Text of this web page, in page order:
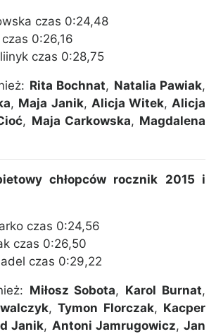
czas 0:24,48
0:26,16
czas 0:28,75
Rita Bochnat, Natalia Pawiak,
, Maja Janik, Alicja Witek, Alicja
, Maja Carkowska, Magdalena
chłopców rocznik 2015 i
czas 0:24,56
czas 0:26,50
czas 0:29,22
Miłosz Sobota, Karol Burnat,
, Tymon Florczak, Kacper
Janik, Antoni Jamrugowicz,Jan